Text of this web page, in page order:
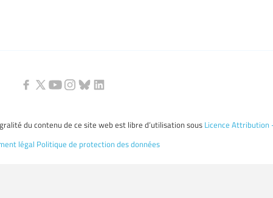
du contenu de ce site web est libre d’utilisation sous Licence Attribution
légal Politique de protection des données